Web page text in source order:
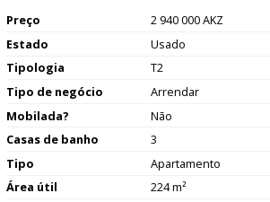
Preço
2 940 000 AKZ
Estado
Usado
Tipologia
T2
Tipo de negócio
Arrendar
Mobilada?
Não
Casas de banho
3
Tipo
Apartamento
Área útil
224 m²